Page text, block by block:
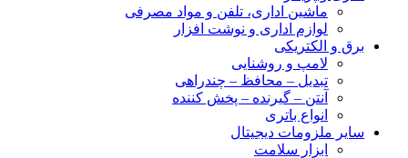
ماشین اداری، تلفن و مواد مصرفی
لوازم اداری و نوشت افزار
برق و الکتریکی
لامپ و روشنایی
تبدیل – محافظ – چندراهی
آنتن – گیرنده – پخش کننده
انواع باتری
سایر ملزومات دیجیتال
ابزار سلامت